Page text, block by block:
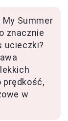
Summer
znacznie
ucieczki?
prędkość,
w